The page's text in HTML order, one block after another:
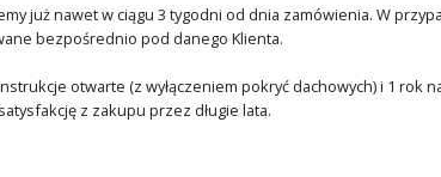
już nawet w ciągu 3 tygodni od dnia zamówienia. W
bezpośrednio pod danego Klienta.
otwarte (z wyłączeniem pokryć dachowych) i 1 rok
z zakupu przez długie lata.